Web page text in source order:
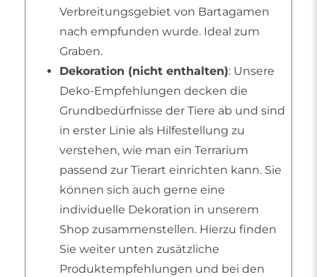
Verbreitungsgebiet von Bartagamen
nach empfunden wurde. Ideal zum
Graben.
Dekoration (nicht enthalten): Unsere
Deko-Empfehlungen decken die
Grundbedürfnisse der Tiere ab und sind
in erster Linie als Hilfestellung zu
verstehen, wie man ein Terrarium
passend zur Tierart einrichten kann. Sie
können sich auch gerne eine
individuelle Dekoration in unserem
Shop zusammenstellen. Hierzu finden
Sie weiter unten zusätzliche
Produktempfehlungen und bei den